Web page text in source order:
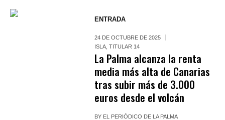
ENTRADA
24 DE OCTUBRE DE 2025
ISLA ,TITULAR 14
La Palma alcanza la renta
media más alta de Canarias
tras subir más de 3.000
euros desde el volcán
BY EL PERIÓDICO DE LA PALMA